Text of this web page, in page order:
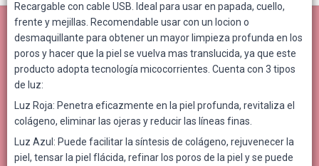
Recargable con cable USB. Ideal para usar en papada, cuello,
frente y mejillas. Recomendable usar con un locion o
desmaquillante para obtener un mayor limpieza profunda en los
poros y hacer que la piel se vuelva mas translucida, ya que este
producto adopta tecnología micocorrientes. Cuenta con 3 tipos
de luz:
Luz Roja: Penetra eficazmente en la piel profunda, revitaliza el
colágeno, eliminar las ojeras y reducir las líneas finas.
Luz Azul: Puede facilitar la síntesis de colágeno, rejuvenecer la
piel, tensar la piel flácida, refinar los poros de la piel y se puede
Belleza, Skincare, Masajeador, Limpiador, rostro